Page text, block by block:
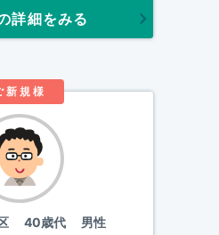
詳細をみる
新規様
40歳代 男性